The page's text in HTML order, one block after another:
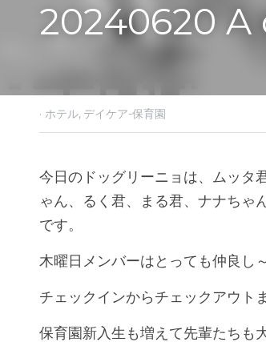
20240620 A
2024年6月20日·ホテル,
今日のドッグリーニョは、ムッタ
ゃん、るく君、まる君、ナナちゃ
です。
木曜日メンバーはとっても仲良し～
チェックインからチェックアウト
保育園新入生も増えて先輩たちも